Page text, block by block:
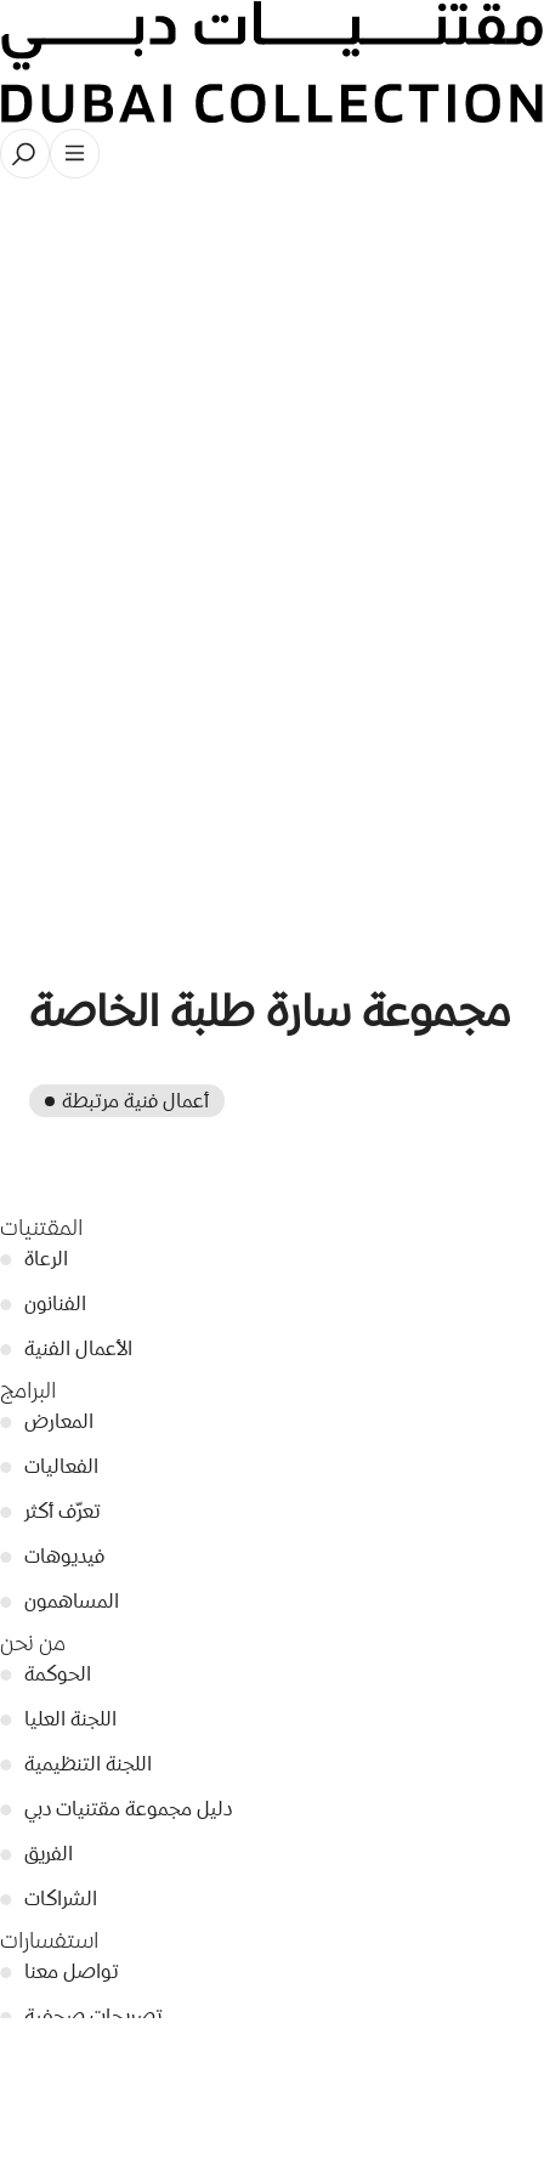
مجموعة سارة طلبة الخاصة
أعمال فنية مرتبطة
المقتنيات
● الرعاة
● الفنانون
● الأعمال الفنية
البرامج
● المعارض
● الفعاليات
●
تعرّف أكثر
● فيديوهات
● المساهمون
من نحن
● الحوكمة
● اللجنة العليا
● اللجنة التنظيمية
● دليل مجموعة مقتنيات دبي
● الفريق
● الشراكات
استفسارات
● تواصل معنا
● تصريحات صحفية